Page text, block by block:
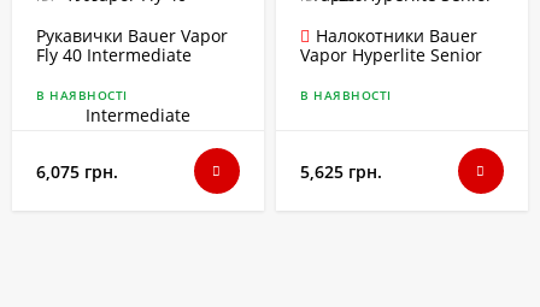
Рукавички Bauer Vapor
Fly 40 Intermediate
В НАЯВНОСТІ
6,075 грн.
Налокотники Bauer
Vapor Hyperlite Senior
В НАЯВНОСТІ
5,625 грн.